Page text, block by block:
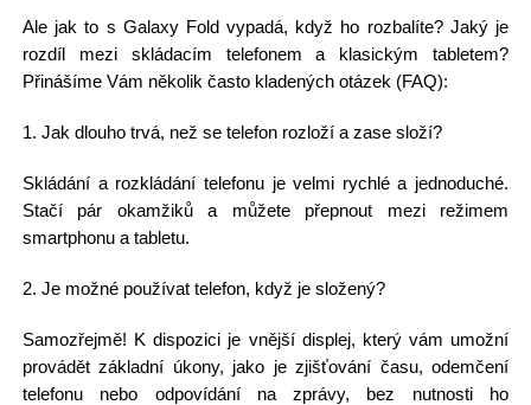
Ale jak to s Galaxy Fold vypadá, když ho rozbalíte? Jaký je
rozdíl mezi skládacím telefonem a klasickým tabletem?
Přinášíme Vám několik často kladených otázek (FAQ):
1. Jak dlouho trvá, než se telefon rozloží a zase složí?
Skládání a rozkládání telefonu je velmi rychlé a jednoduché.
Stačí pár okamžiků a můžete přepnout mezi režimem
smartphonu a tabletu.
2. Je možné používat telefon, když je složený?
Samozřejmě! K dispozici je vnější displej, který vám umožní
provádět základní úkony, jako je zjišťování času, odemčení
telefonu nebo odpovídání na zprávy, bez nutnosti ho